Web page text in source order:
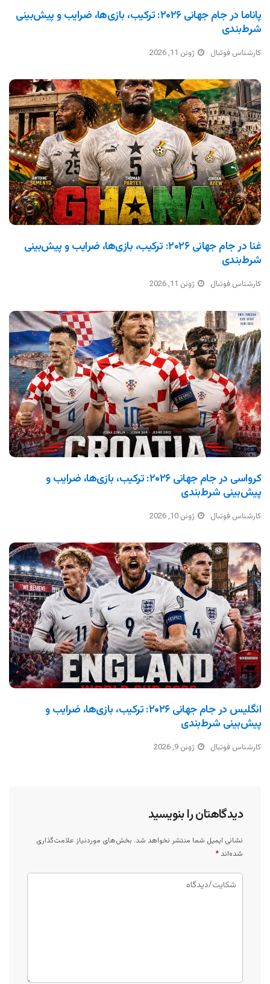
پاناما در جام جهانی ۲۰۲۶: ترکیب، بازی‌ها، ضرایب و پیش‌بینی
شرط‌بندی
کارشناس فوتبال ژوئن 11, 2026
غنا در جام جهانی ۲۰۲۶: ترکیب، بازی‌ها، ضرایب و پیش‌بینی
شرط‌بندی
کارشناس فوتبال ژوئن 11, 2026
کرواسی در جام جهانی ۲۰۲۶: ترکیب، بازی‌ها، ضرایب و
پیش‌بینی شرط‌بندی
کارشناس فوتبال ژوئن 10, 2026
انگلیس در جام جهانی ۲۰۲۶: ترکیب، بازی‌ها، ضرایب و
پیش‌بینی شرط‌بندی
کارشناس فوتبال ژوئن 9, 2026
دیدگاهتان را بنویسید
نشانی ایمیل شما منتشر نخواهد شد. بخش‌های موردنیاز علامت‌گذاری
شده‌اند *